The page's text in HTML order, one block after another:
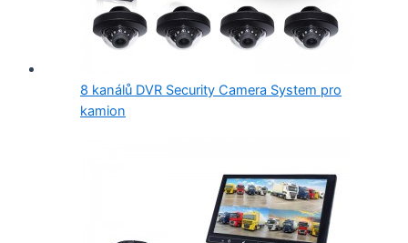
8 kanálů DVR Security Camera System pro
kamion